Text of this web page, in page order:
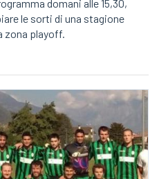
domani alle 15,30,
le sorti di una stagione
zona playoff.